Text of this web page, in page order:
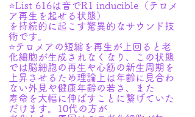
⭐List 616は音でR1 inducible（テロメ
ア再生を起せる状態）
を持続的に起こす驚異的なサウンド技
術です。
⭐テロメアの短縮を再生が上回ると老
化細胞が生成されなくなり、この状態
では脳細胞の再生や心筋の新生周期を
上昇させる ため理論上は年齢に見合わ
ない外見や健康年齢の若さ、また
寿命を大幅に伸ばすことに繋げていた
だけます。10代の方が